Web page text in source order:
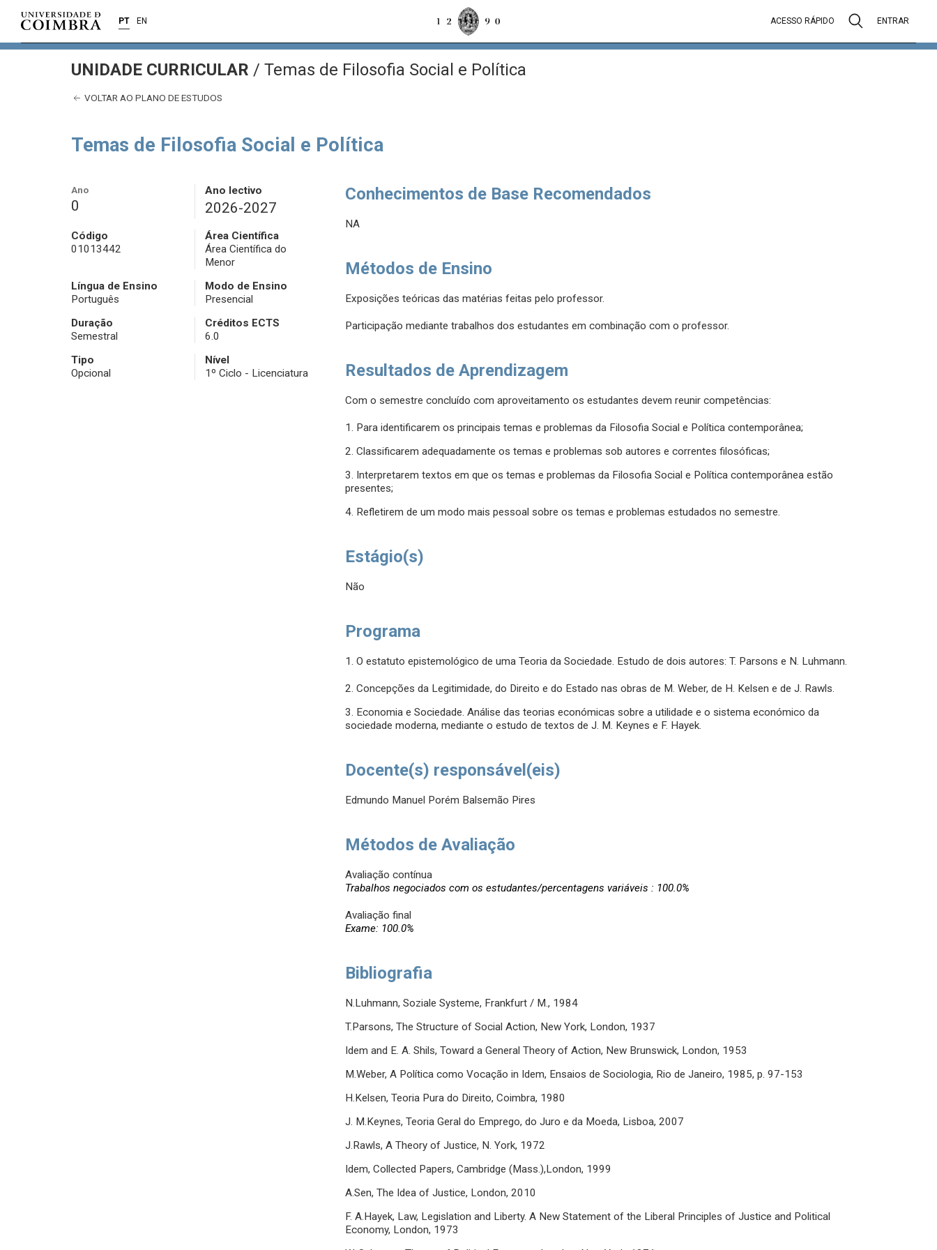
PT EN ACESSO RÁPIDO ENTRAR
UNIDADE CURRICULAR / Temas de Filosofia Social e Política
VOLTAR AO PLANO DE ESTUDOS
Temas de Filosofia Social e Política
Ano
0
Ano lectivo
2026-2027
Código
01013442
Área Científica
Área Científica do
Menor
Língua de Ensino
Português
Modo de Ensino
Presencial
Duração
Semestral
Créditos ECTS
6.0
Tipo
Opcional
Nível
1º Ciclo - Licenciatura
Conhecimentos de Base Recomendados
NA
Métodos de Ensino
Exposições teóricas das matérias feitas pelo professor.
Participação mediante trabalhos dos estudantes em combinação com o professor.
Resultados de Aprendizagem
Com o semestre concluído com aproveitamento os estudantes devem reunir competências:
1. Para identificarem os principais temas e problemas da Filosofia Social e Política contemporânea;
2. Classificarem adequadamente os temas e problemas sob autores e correntes filosóficas;
3. Interpretarem textos em que os temas e problemas da Filosofia Social e Política contemporânea estão
presentes;
4. Refletirem de um modo mais pessoal sobre os temas e problemas estudados no semestre.
Estágio(s)
Não
Programa
1. O estatuto epistemológico de uma Teoria da Sociedade. Estudo de dois autores: T. Parsons e N. Luhmann.
2. Concepções da Legitimidade, do Direito e do Estado nas obras de M. Weber, de H. Kelsen e de J. Rawls.
3. Economia e Sociedade. Análise das teorias económicas sobre a utilidade e o sistema económico da
sociedade moderna, mediante o estudo de textos de J. M. Keynes e F. Hayek.
Docente(s) responsável(eis)
Edmundo Manuel Porém Balsemão Pires
Métodos de Avaliação
Avaliação contínua
Trabalhos negociados com os estudantes/percentagens variáveis : 100.0%
Avaliação final
Exame: 100.0%
Bibliografia
N.Luhmann, Soziale Systeme, Frankfurt / M., 1984
T.Parsons, The Structure of Social Action, New York, London, 1937
Idem and E. A. Shils, Toward a General Theory of Action, New Brunswick, London, 1953
M.Weber, A Política como Vocação in Idem, Ensaios de Sociologia, Rio de Janeiro, 1985, p. 97-153
H.Kelsen, Teoria Pura do Direito, Coimbra, 1980
J. M.Keynes, Teoria Geral do Emprego, do Juro e da Moeda, Lisboa, 2007
J.Rawls, A Theory of Justice, N. York, 1972
Idem, Collected Papers, Cambridge (Mass.),London, 1999
A.Sen, The Idea of Justice, London, 2010
F. A.Hayek, Law, Legislation and Liberty. A New Statement of the Liberal Principles of Justice and Political
Economy, London, 1973